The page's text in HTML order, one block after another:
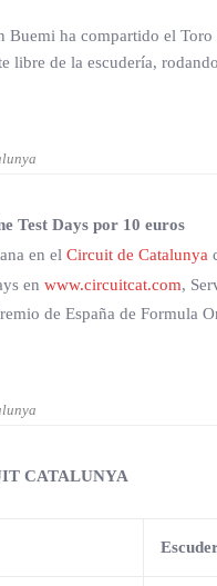
Buemi ha compartido el
libre de la escudería,
Test Days por 10 euros
en el Circuit de Catalunya
en www.circuitcat.com,
de España de
CATALUNYA